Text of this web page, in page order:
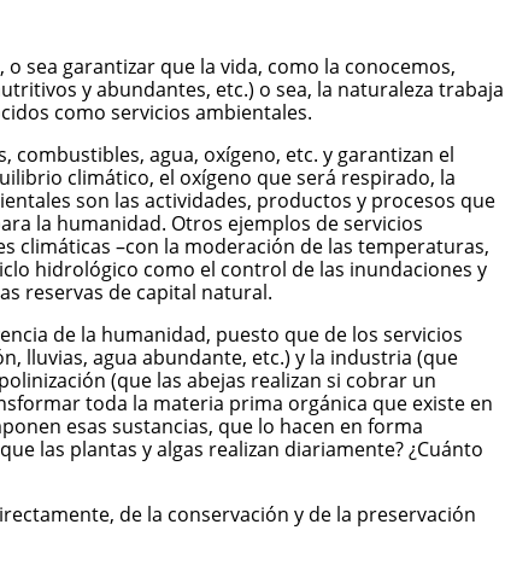
sea garantizar que la vida, como la conocemos,
y abundantes, etc.) o sea, la naturaleza trabaja
como servicios ambientales.
agua, oxígeno, etc. y garantizan el
climático, el oxígeno que será respirado, la
son las actividades, productos y procesos que
la humanidad. Otros ejemplos de servicios
climáticas –con la moderación de las temperaturas,
hidrológico como el control de las inundaciones y
reservas de capital natural.
de la humanidad, puesto que de los servicios
lluvias, agua abundante, etc.) y la industria (que
(que las abejas realizan si cobrar un
toda la materia prima orgánica que existe en
esas sustancias, que lo hacen en forma
las plantas y algas realizan diariamente? ¿Cuánto
de la conservación y de la preservación